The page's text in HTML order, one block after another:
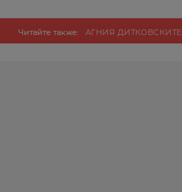
Читайте также: АГНИЯ ДИТКОВСКИТЕ
ЗВЕЗД
ЗВЕЗДЫ